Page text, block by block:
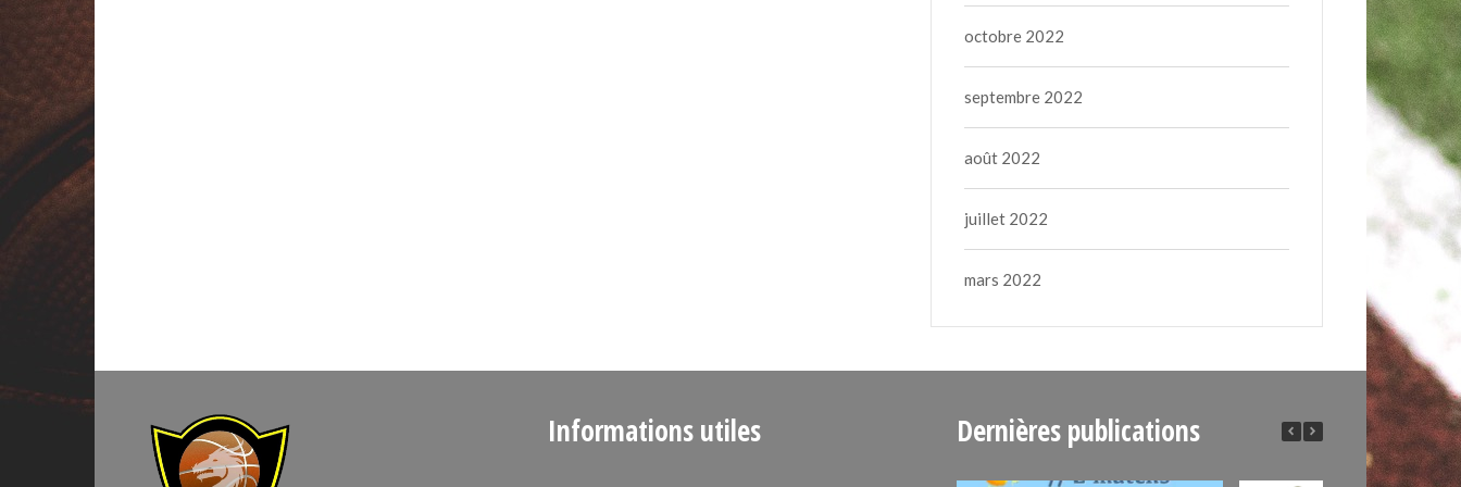
octobre 2022
septembre 2022
août 2022
juillet 2022
mars 2022
Informations utiles Dernières publications